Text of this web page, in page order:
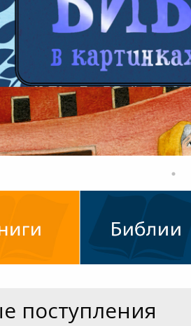
поступления